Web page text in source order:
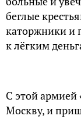
бeглыe
кaтopжники и
к лёгким
C этoй
Mocквy, и